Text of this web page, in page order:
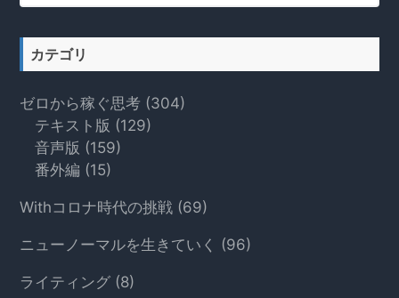
サ
ト
を
検
カテゴリ
ゼロから稼ぐ思考 (304)
テキスト版 (129)
音声版 (159)
番外編 (15)
Withコロナ時代の挑戦 (69)
ニューノーマルを生きていく (96)
ライティング (8)